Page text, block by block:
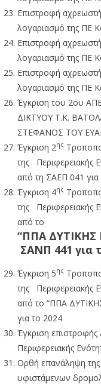
Επιστροφή
λογαριασμό της ΠΕ
Επιστροφή
λογαριασμό της ΠΕ
Επιστροφή
λογαριασμό της ΠΕ
Έγκριση του 2ου
ΔΙΚΤΥΟΥ Τ.Κ.
ΣΤΕΦΑΝΟΣ ΤΟΥ
Έγκριση 2ης
της Περιφερειακής
από τη ΣΑΕΠ 041 για
Έγκριση 4ης
της Περιφερειακής
από τo
“ΠΠΑ ΔΥΤΙΚΗΣ
ΣΑΝΠ 441 για
Έγκριση 5ης
της Περιφερειακής
από τo “ΠΠΑ
για το 2024
Έγκριση
Περιφερειακής
Ορθή επανάληψη
υφιστάμενων